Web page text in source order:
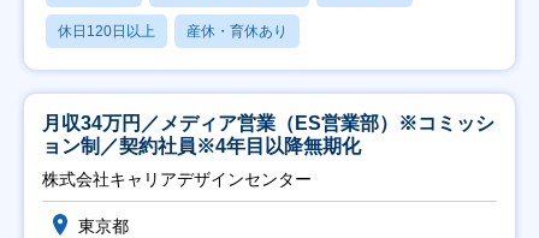
休日120日以上 産休・育休あり
月収34万円／メディア営業（ES営業部）※コミッシ
ョン制／契約社員※4年目以降無期化
株式会社キャリアデザインセンター
東京都